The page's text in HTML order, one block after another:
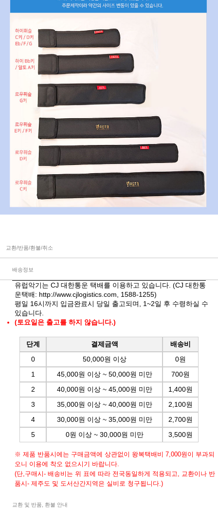
교환/반품/환불/취소
배송정보
유럽악기는 CJ 대한통운 택배를 이용하고 있습니다. (CJ 대한통
운택배: http://www.cjlogistics.com , 1588-1255)
평일 16시까지 입금완료시 당일 출고되며, 1~2일 후 수령하실 수
있습니다.
(토요일은 출고를 하지 않습니다.)
단계 결제금액
배송비
0
50,000원 이상
0원
1
45,000원 이상 ~ 50,000원 미만
700원
2
40,000원 이상 ~ 45,000원 미만
1,400원
3
35,000원 이상 ~ 40,000원 미만
2,100원
4
30,000원 이상 ~ 35,000원 미만
2,700원
5
0원 이상 ~ 30,000원 미만 3,500원
※ 제품 반품시에는 구매금액에 상관없이 왕복택배비 7,000원이 부과되
오니 이용에 착오 없으시기 바랍니다.
(단,구매시- 배송비는 위 표에 따라 전국동일하게 적용되고, 교환이나 반
품시- 제주도 및 도서산간지역은 실비로 청구됩니다.)
교환 및 반품, 환불 안내